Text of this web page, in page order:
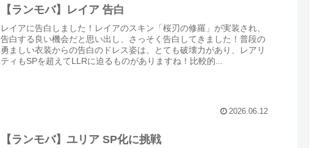
【ランモバ】レイア 告白
レイアに告白しました！レイアのスキン「桜刃の修羅」が実装され、
告白する良い機会だと思い出し、さっそく告白してきました！普段の
勇ましい衣装からの告白のドレス姿は、とても破壊力があり、レアリ
ティもSPを超えてLLRに迫るものがありますね！比較的...
2026.06.12
【ランモバ】ユリア SP化に挑戦